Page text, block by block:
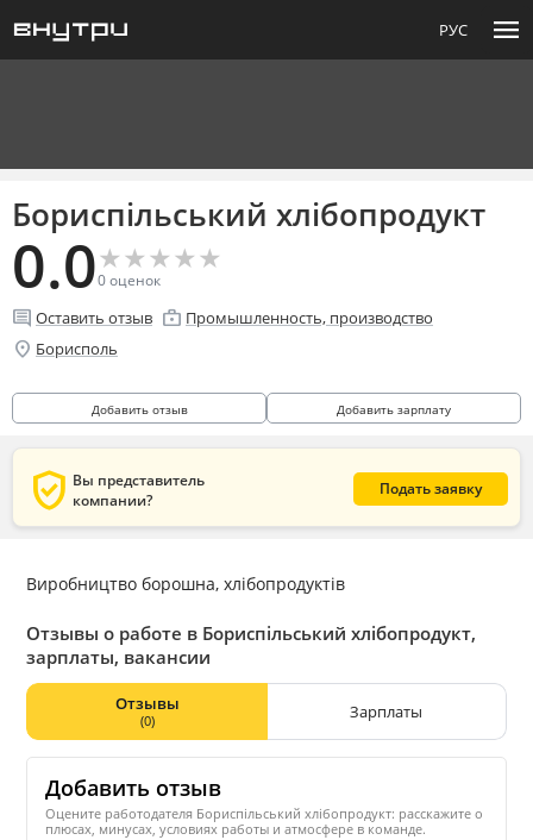
РУС menu
Бориспільський хлібопродукт
0.0★
★★
★★
★★
★★
★
0оценок
comment Оставить отзыв enterprise Промышленность, производство
location_on Борисполь
Добавить отзыв Добавить зарплату
verified_user Вы представитель
компании?
Подать заявку
Виробництво борошна, хлібопродуктів
Отзывы о работе в Бориспільський хлібопродукт,
зарплаты, вакансии
Отзывы
(0) Зарплаты
Добавить отзыв
Оцените работодателя Бориспільський хлібопродукт: расскажите о
плюсах, минусах, условиях работы и атмосфере в команде.